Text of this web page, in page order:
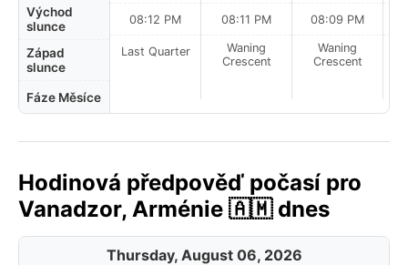
Východ
slunce
Západ
slunce
Fáze Měsíce
08:12 PM
Last Quarter
08:11 PM
Waning
Crescent
08:09 PM
Waning
Crescent
Hodinová předpověď počasí pro
Vanadzor, Arménie 🇦🇲 dnes
Thursday, August 06, 2026